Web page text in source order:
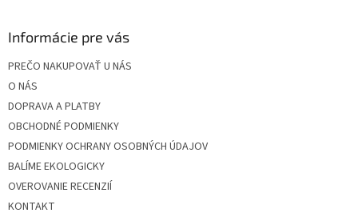
Informácie pre vás
PREČO NAKUPOVAŤ U NÁS
O NÁS
DOPRAVA A PLATBY
OBCHODNÉ PODMIENKY
PODMIENKY OCHRANY OSOBNÝCH ÚDAJOV
BALÍME EKOLOGICKY
OVEROVANIE RECENZIÍ
KONTAKT